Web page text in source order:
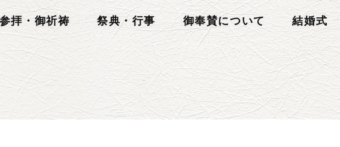
拝・御祈祷 祭典・行事 御奉賛について 結婚式